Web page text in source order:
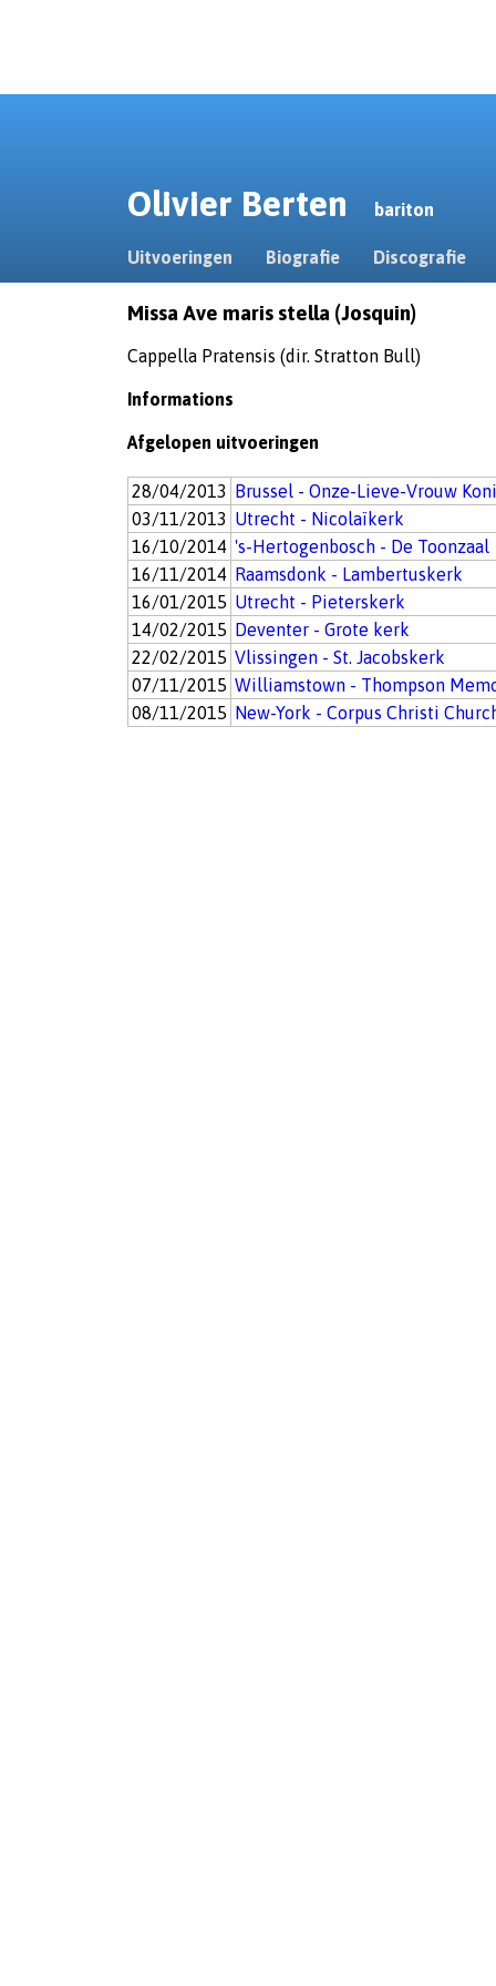
Olivier Berten bariton
Uitvoeringen Biografie Discografie
Missa Ave maris stella (Josquin)
Cappella Pratensis (dir. Stratton Bull)
Informations
Afgelopen uitvoeringen
28/04/2013 Brussel - Onze-Lieve-Vrouw
03/11/2013 Utrecht - Nicolaïkerk
16/10/2014 's-Hertogenbosch - De Toonzaal
16/11/2014 Raamsdonk - Lambertuskerk
16/01/2015 Utrecht - Pieterskerk
14/02/2015 Deventer - Grote kerk
22/02/2015 Vlissingen - St. Jacobskerk
07/11/2015 Williamstown - Thompson
08/11/2015 New-York - Corpus Christi